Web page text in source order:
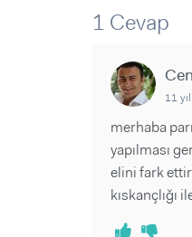
1 Cevap
11
merhaba
yapılması
elini fark